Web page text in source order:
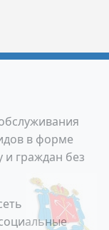
в форме
и граждан без